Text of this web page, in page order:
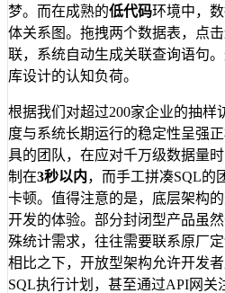
梦。而在成熟的低代码环境中，
体关系图。拖拽两个数据表，点
联，系统自动生成关联查询语句
库设计的认知负荷。
根据我们对超过200家企业的抽样
度与系统长期运行的稳定性呈强
具的团队，在应对千万级数据量
制在3秒以内，而手工拼凑SQL的
卡顿。值得注意的是，底层架构
开发的体验。部分封闭型产品虽
殊统计需求，往往需要联系原厂
相比之下，开放型架构允许开发
SQL执行计划，甚至通过API网关